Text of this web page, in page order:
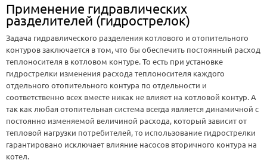
Применение гидравлических
разделителей (гидрострелок)
Задача гидравлического разделения котлового и отопительного
контуров заключается в том, что бы обеспечить постоянный расход
теплоносителя в котловом контуре. То есть при установке
гидрострелки изменения расхода теплоносителя каждого
отдельного отопительного контура по отдельности и
соответственно всех вместе никак не влияет на котловой контур. А
так как любая отопительная система всегда является динамичной с
постоянно изменяемой величиной расхода, который зависит от
тепловой нагрузки потребителей, то использование гидрострелки
гарантировано исключает влияние насосов вторичного контура на
котел.